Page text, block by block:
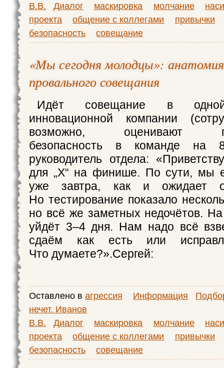
В.В.
Диалог маскировка молчание
проекта
общение с коллегами
привычки
безопасность
совещание
«Мы сегодня молодцы»:
провального совещания
Идёт совещание в
инновационной компании
возможно, оценивают
безопасность в команде на
руководитель отдела:
для „Х“ на финише. По сути, мы
уже завтра, как и ожидает
Но тестирование показало
но всё же заметных недочётов.
уйдёт 3–4 дня. Нам надо всё
сдаём как есть или
Что думаете?».Сергей:
Оставлено в агрессия Информация
нечет. Иванов
В.В.
Диалог маскировка молчание
проекта
общение с коллегами
привычки
безопасность
совещание